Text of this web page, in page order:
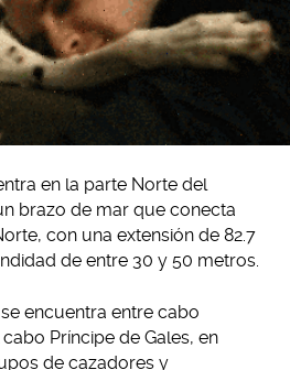
en la parte Norte del
brazo de mar que conecta
con una extensión de 82.7
de entre 30 y 50 metros.
encuentra entre cabo
Príncipe de Gales, en
de cazadores y